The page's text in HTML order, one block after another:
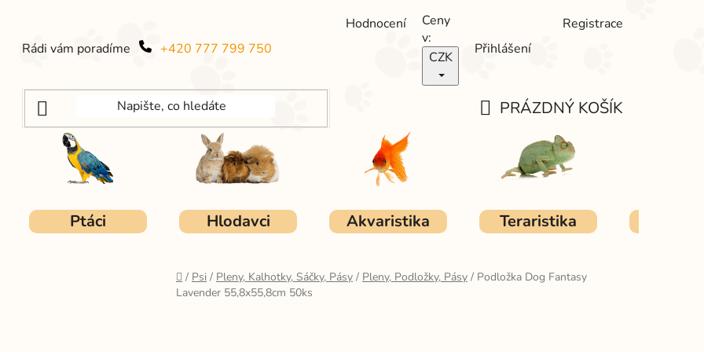
Hodnocení
Ceny
v:
CZK
Přihlášení
Registrace
Rádi vám poradíme
+420 777 799 750
KOŠÍK
PRÁZDNÝ KOŠÍK
Ptáci Hlodavci Akvaristika Teraristika
Domů
/ Psi / Pleny, Kalhotky, Sáčky, Pásy / Pleny, Podložky, Pásy / Podložka Dog Fantasy
Lavender 55,8x55,8cm 50ks